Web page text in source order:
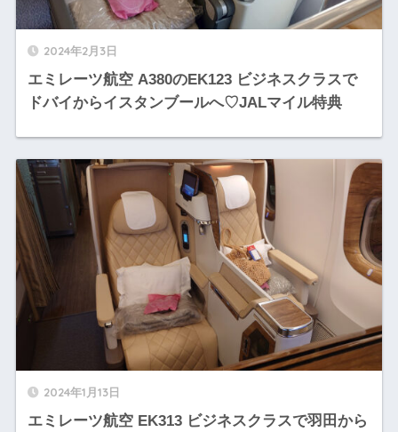
2024年2月3日
エミレーツ航空 A380のEK123 ビジネスクラスで
ドバイからイスタンブールへ♡JALマイル特典
2024年1月13日
エミレーツ航空 EK313 ビジネスクラスで羽田から